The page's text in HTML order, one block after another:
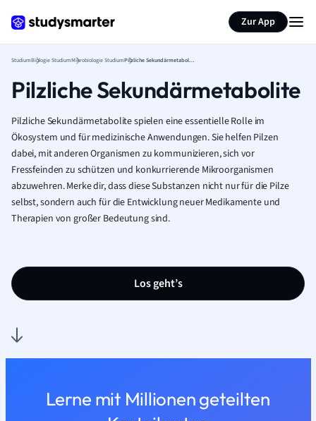
Zur App
StudiumBiologie StudiumMikrobiologie Studium Pilzliche Sekundärmetabolite
Pilzliche Sekundärmetabolite
Pilzliche Sekundärmetabolite spielen eine essentielle Rolle im
Ökosystem und für medizinische Anwendungen. Sie helfen Pilzen
dabei, mit anderen Organismen zu kommunizieren, sich vor
Fressfeinden zu schützen und konkurrierende Mikroorganismen
abzuwehren. Merke dir, dass diese Substanzen nicht nur für die Pilze
selbst, sondern auch für die Entwicklung neuer Medikamente und
Therapien von großer Bedeutung sind.
Los geht’s
Lerne mit Millionen geteilten